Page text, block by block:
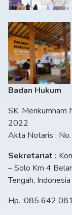
Badan Hukum
SK.
2022
Akta Notaris :
Sekretariat :
– Solo Km 4
Tengah, Indonesia
Hp. :085 642